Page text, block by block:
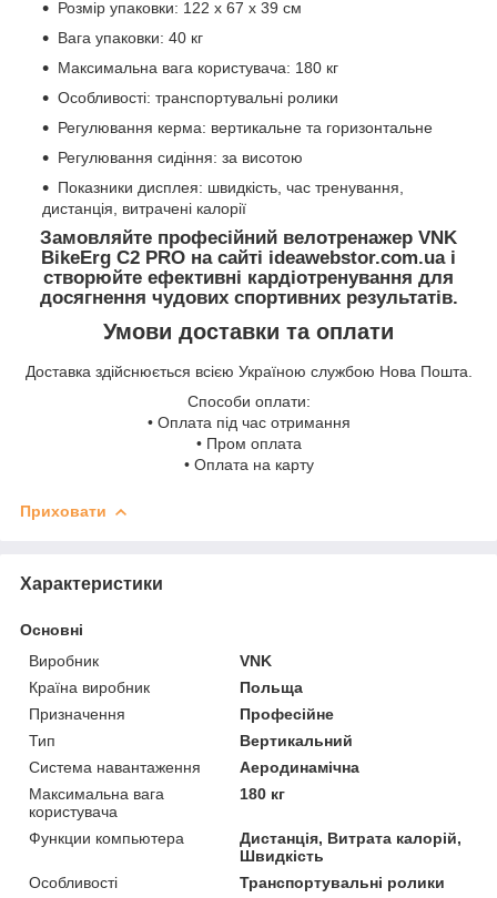
Розмір упаковки: 122 х 67 х 39 см
Вага упаковки: 40 кг
Максимальна вага користувача: 180 кг
Особливості: транспортувальні ролики
Регулювання керма: вертикальне та горизонтальне
Регулювання сидіння: за висотою
Показники дисплея: швидкість, час тренування,
дистанція, витрачені калорії
Замовляйте професійний велотренажер VNK
BikeErg C2 PRO на сайті ideawebstor.com.ua і
створюйте ефективні кардіотренування для
досягнення чудових спортивних результатів.
Умови доставки та оплати
Доставка здійснюється всією Україною службою Нова Пошта.
Способи оплати:
• Оплата під час отримання
• Пром оплата
• Оплата на карту
Приховати
Характеристики
Основні
Виробник
VNK
Країна виробник
Польща
Призначення
Професійне
Тип
Вертикальний
Система навантаження
Аеродинамічна
Максимальна вага
користувача
180 кг
Функции компьютера
Дистанція, Витрата калорій,
Швидкість
Особливості
Транспортувальні ролики